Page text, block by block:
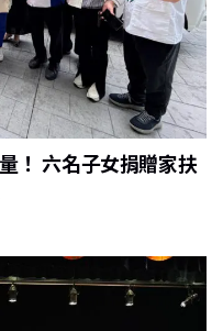
！ 六名子女捐贈家扶